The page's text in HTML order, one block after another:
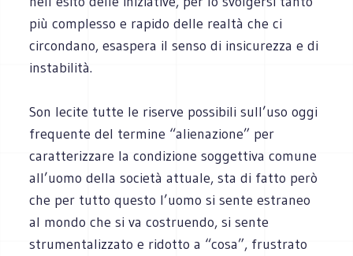
più complesso e rapido delle realtà che ci
circondano, esaspera il senso di insicurezza e di
instabilità.
Son lecite tutte le riserve possibili sull’uso oggi
frequente del termine “alienazione” per
caratterizzare la condizione soggettiva comune
all’uomo della società attuale, sta di fatto però
che per tutto questo l’uomo si sente estraneo
al mondo che si va costruendo, si sente
strumentalizzato e ridotto a “cosa”, frustrato